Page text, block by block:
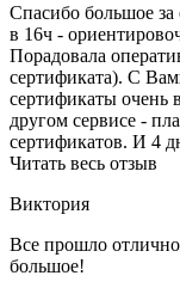
Спасибо большое за
в 16ч -
Порадовала
сертификата). С
сертификаты очень
другом сервисе -
сертификатов. И 4
Читать весь отзыв
Виктория
Все прошло
большое!